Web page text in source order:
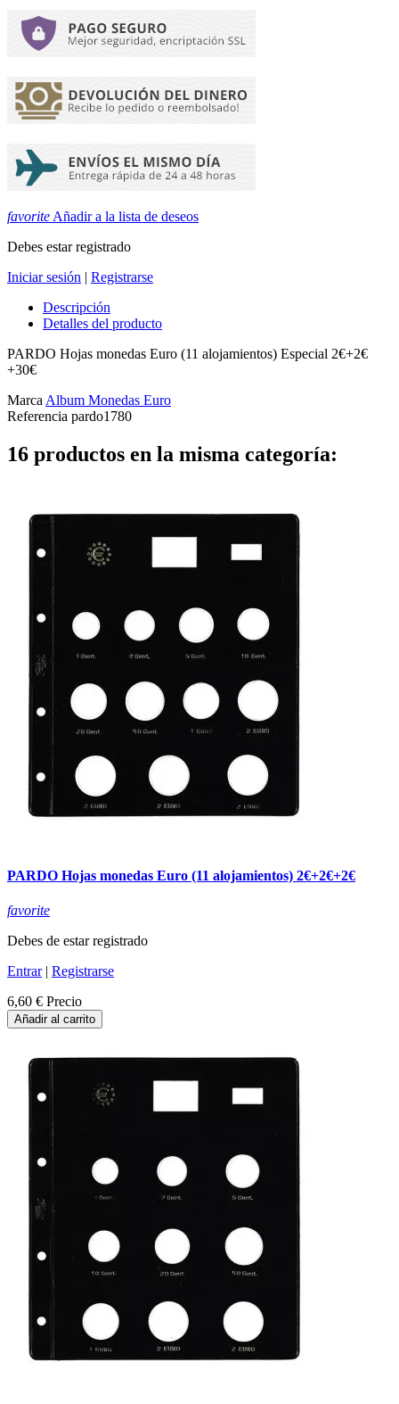
favorite Añadir a la lista de deseos
Debes estar registrado
Iniciar sesión | Registrarse
Descripción
Detalles del producto
PARDO Hojas monedas Euro (11 alojamientos) Especial 2€+2€
+30€
Marca Album Monedas Euro
Referencia pardo1780
16 productos en la misma categoría:
PARDO Hojas monedas Euro (11 alojamientos) 2€+2€+2€
favorite
Debes de estar registrado
Entrar| Registrarse
6,60 € Precio
Añadir al carrito